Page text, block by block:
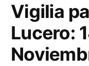
Vigilia
Lucero: